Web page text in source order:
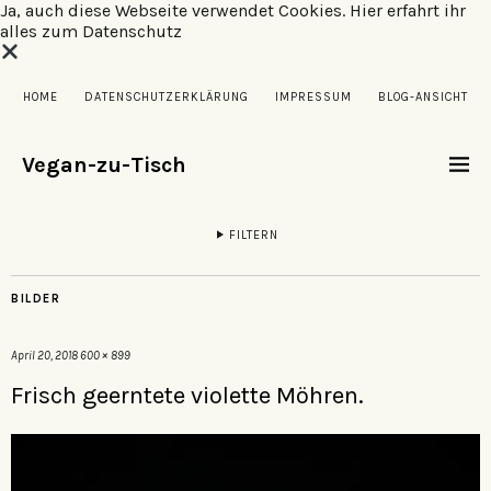
Ja, auch diese Webseite verwendet Cookies. Hier erfahrt ihr
alles zum Datenschutz
HOME DATENSCHUTZERKLÄRUNG IMPRESSUM BLOG-ANSICHT
Vegan-zu-Tisch
FILTERN
BILDER
April 20, 2018600 × 899
Frisch geerntete violette Möhren.